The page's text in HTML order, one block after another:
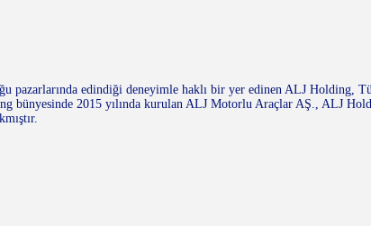
pazarlarında edindiği deneyimle haklı bir yer edinen ALJ Holding,
bünyesinde 2015 yılında kurulan ALJ Motorlu Araçlar AŞ., ALJ